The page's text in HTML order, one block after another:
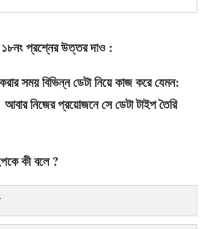
১৮নং প্রশ্নের উত্তর দাও :
সময় বিভিন্ন ডেটা নিয়ে কাজ করে যেমন:
নিজের প্রয়োজনে সে ডেটা টাইপ তৈরি
কী বলে ?